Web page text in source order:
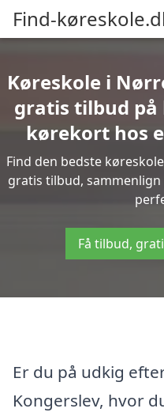
Find-
Køreskole i
gratis tilbud
kørekort hos
Find den bedste
gratis tilbud,
Få tilbud,
Er du på udkig
Kongerslev, hvor